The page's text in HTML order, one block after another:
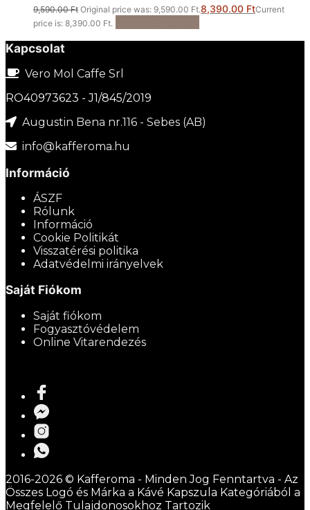
9,590.00Ft Original price was: 9,590.00 Ft.8,390.00 FtCurrent
price is: 8,390.00 Ft.
Kapcsolat
Vero Mol Caffe Srl
RO40973623 - J1/845/2019
Augustin Bena nr.116 - Sebes (AB)
info@kafferoma.hu
Információ
ÁSZF
Rólunk
Információ
Cookie Politikát
Visszatérési politika
Adatvédelmi irányelvek
Saját Fiókom
Saját fiókom
Fogyasztóvédelem
Online Vitarendezés
2016-2026 © Kafferoma - Minden Jog Fenntartva - Az
Összes Logó és Márka a Kávé Kapszula Kategóriából a
Megfelelő Tulajdonosokhoz Tartozik